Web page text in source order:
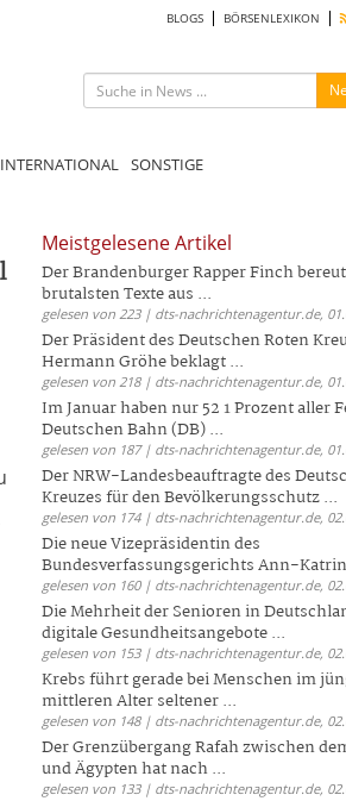
BLOGS BÖRSENLEXIKON
INTERNATIONAL SONSTIGE
Meistgelesene Artikel
Der Brandenburger Rapper Finch
brutalsten Texte aus ...
gelesen von 223 | dts-nachrichtenagentur.de,
Der Präsident des Deutschen Roten
Hermann Gröhe beklagt ...
gelesen von 218 | dts-nachrichtenagentur.de,
Im Januar haben nur 52 1 Prozent aller
Deutschen Bahn (DB) ...
gelesen von 187 | dts-nachrichtenagentur.de,
Der NRW-Landesbeauftragte des
Kreuzes für den Bevölkerungsschutz ...
gelesen von 174 | dts-nachrichtenagentur.de,
Die neue Vizepräsidentin des
Bundesverfassungsgerichts Ann-
gelesen von 160 | dts-nachrichtenagentur.de,
Die Mehrheit der Senioren in
digitale Gesundheitsangebote ...
gelesen von 153 | dts-nachrichtenagentur.de,
Krebs führt gerade bei Menschen im
mittleren Alter seltener ...
gelesen von 148 | dts-nachrichtenagentur.de,
Der Grenzübergang Rafah zwischen
und Ägypten hat nach ...
gelesen von 133 | dts-nachrichtenagentur.de,